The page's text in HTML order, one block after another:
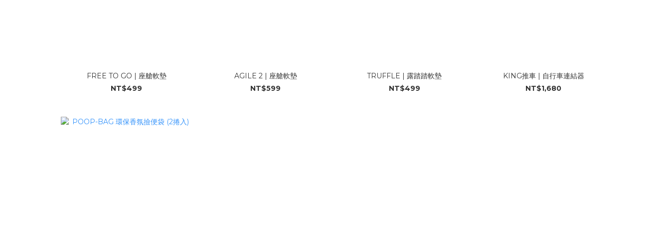
FREE TO GO | 座艙軟墊
NT$499
AGILE 2 | 座艙軟墊
NT$599
TRUFFLE | 露踏踏軟墊
NT$499
KING推車 | 自行車連結器
NT$1,680